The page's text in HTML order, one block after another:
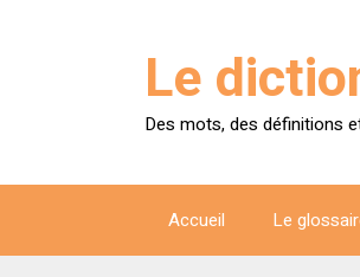
Le
Des mots, des définitions
Accueil Le